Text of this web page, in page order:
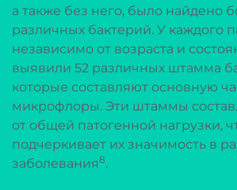
а также без него, было найдено
различных бактерий. У каждого
независимо от возраста и
выявили 52 различных штамма
которые составляют основную
микрофлоры. Эти штаммы
от общей патогенной нагрузки,
подчеркивает их значимость в
заболевания8.